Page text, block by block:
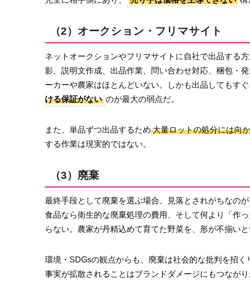
（2）オークション・フリマサイト
ネットオークションやフリマサイトに自社で出品する
影、説明文作成、出品作業、問い合わせ対応、梱包・
ーカーや農家はほとんどいない。しかも出品してもすぐ
ける保証がない のが最大の弱点だ。
また、単品ずつ出品するため 大量ロットの処分には向
する作業は現実的ではない。
（3）廃棄
最終手段として廃棄を選ぶ場合、見落とされがちなのが
食品なら衛生的な廃棄処理の費用、そして何より「作
らない。農家が丹精込めて育てた野菜を、形が不揃い
環境・SDGsの観点からも、廃棄は社会的な批判を招
事実が拡散されることはブランドダメージにもつながり